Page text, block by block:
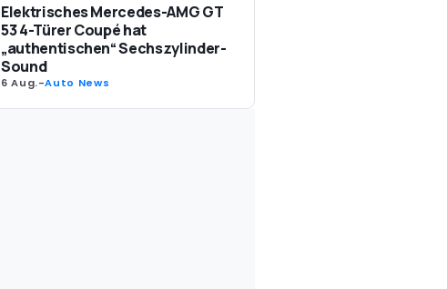
Elektrisches Mercedes-AMG GT
53 4-Türer Coupé hat
„authentischen“ Sechszylinder-
Sound
6 Aug.-Auto News